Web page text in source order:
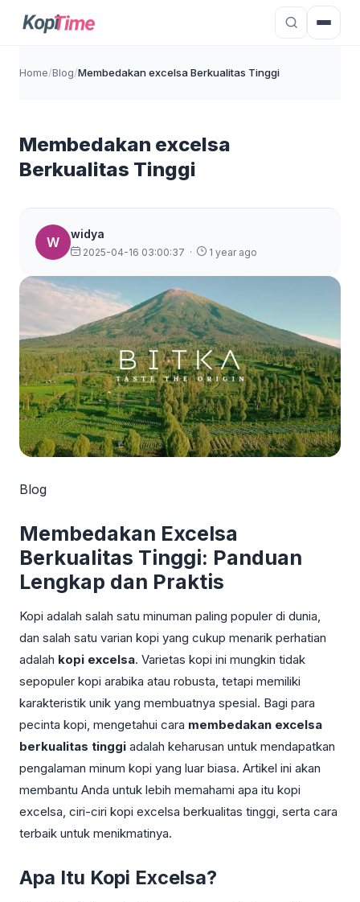
Home/Blog/Membedakan excelsa Berkualitas Tinggi
Membedakan excelsa
Berkualitas Tinggi
W
widya
2025-04-16 03:00:37 · 1 year ago
Blog
Membedakan Excelsa
Berkualitas Tinggi: Panduan
Lengkap dan Praktis
Kopi adalah salah satu minuman paling populer di dunia,
dan salah satu varian kopi yang cukup menarik perhatian
adalah kopi excelsa. Varietas kopi ini mungkin tidak
sepopuler kopi arabika atau robusta, tetapi memiliki
karakteristik unik yang membuatnya spesial. Bagi para
pecinta kopi, mengetahui cara membedakan excelsa
berkualitas tinggi adalah keharusan untuk mendapatkan
pengalaman minum kopi yang luar biasa. Artikel ini akan
membantu Anda untuk lebih memahami apa itu kopi
excelsa, ciri-ciri kopi excelsa berkualitas tinggi, serta cara
terbaik untuk menikmatinya.
Apa Itu Kopi Excelsa?